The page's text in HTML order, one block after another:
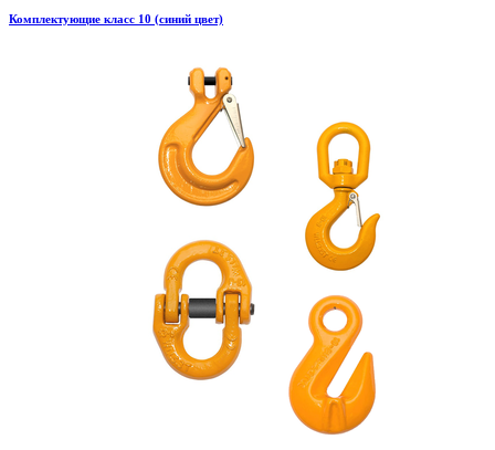
Комплектующие класс 10 (синий цвет)